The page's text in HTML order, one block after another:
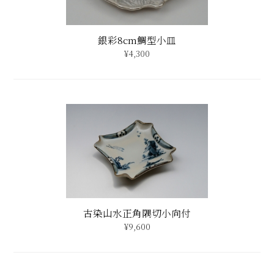
銀彩8cm鯛型小皿
¥4,300
古染山水正角隅切小向付
¥9,600